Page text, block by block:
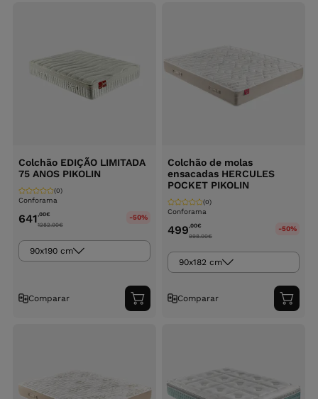
Colchão EDIÇÃO LIMITADA
75 ANOS PIKOLIN
Conforama
(0)
641,00€
1282.00€
-50%
90x190 cm
Comparar
Adicionar
ao
Colchão de molas
ensacadas HERCULES
POCKET PIKOLIN
Conforama
(0)
499,00€
998.00€
-50%
90x182 cm
Comparar
ao